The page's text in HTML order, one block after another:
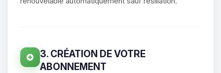
3. CRÉATION DE VOTRE
ABONNEMENT
08/08/2026 à 09:40